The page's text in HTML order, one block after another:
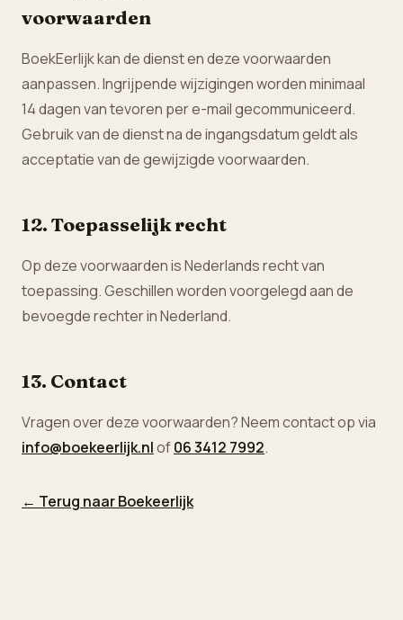
voorwaarden
BoekEerlijk kan de dienst en deze voorwaarden
aanpassen. Ingrijpende wijzigingen worden minimaal
14 dagen van tevoren per e-mail gecommuniceerd.
Gebruik van de dienst na de ingangsdatum geldt als
acceptatie van de gewijzigde voorwaarden.
12. Toepasselijk recht
Op deze voorwaarden is Nederlands recht van
toepassing. Geschillen worden voorgelegd aan de
bevoegde rechter in Nederland.
13. Contact
Vragen over deze voorwaarden? Neem contact op via
info@boekeerlijk.nlof06 3412 7992.
← Terug naar Boekeerlijk